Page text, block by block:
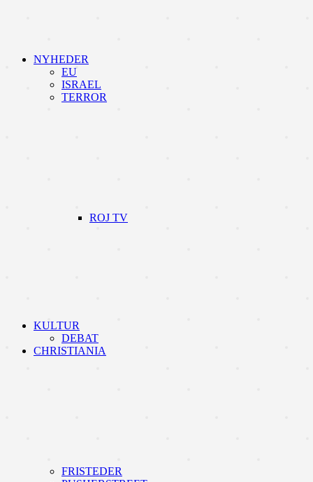
NYHEDER
EU
ISRAEL
TERROR
ROJ TV
KULTUR
DEBAT
CHRISTIANIA
FRISTEDER